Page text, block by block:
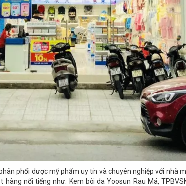
phối dược mỹ phẩm uy tín và chuyên nghiệp với nhà
nổi tiếng như: Kem bôi da Yoosun Rau Má,